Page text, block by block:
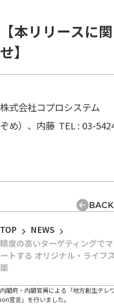
【本リリースに
せ】
株式会社コプロシステム
ぞめ）、内藤 TEL : 03-
TOP
NEWS
精度の高いターゲティングで
ートする オリジナル・ライフ
築
内閣府・内閣官房による「地方創生テレ
ion宣言」を行いました。